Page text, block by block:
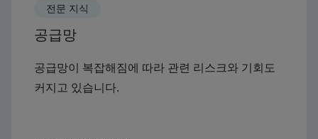
전문 지식
공급망
공급망이 복잡해짐에 따라 관련 리스크와 기회도
커지고 있습니다.